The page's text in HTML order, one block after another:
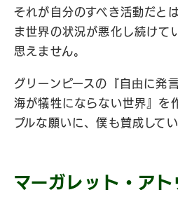
それが自分のすべき活動だと
ま世界の状況が悪化し続けて
思えません。
グリーンピースの『自由に発
海が犠牲にならない世界』を
プルな願いに、僕も賛成してい
マーガレット・ア